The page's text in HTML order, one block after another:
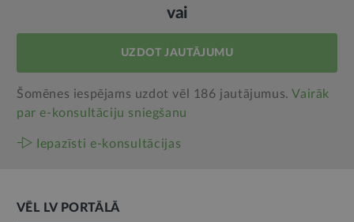
vai
UZDOT JAUTĀJUMU
Šomēnes iespējams uzdot vēl 186 jautājumus.Vairāk
par e‑konsultāciju sniegšanu
Iepazīsti e-konsultācijas
VĒL LV PORTĀLĀ